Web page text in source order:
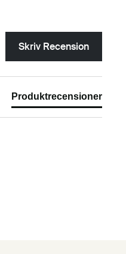
Skriv Recension
Produktrecensioner